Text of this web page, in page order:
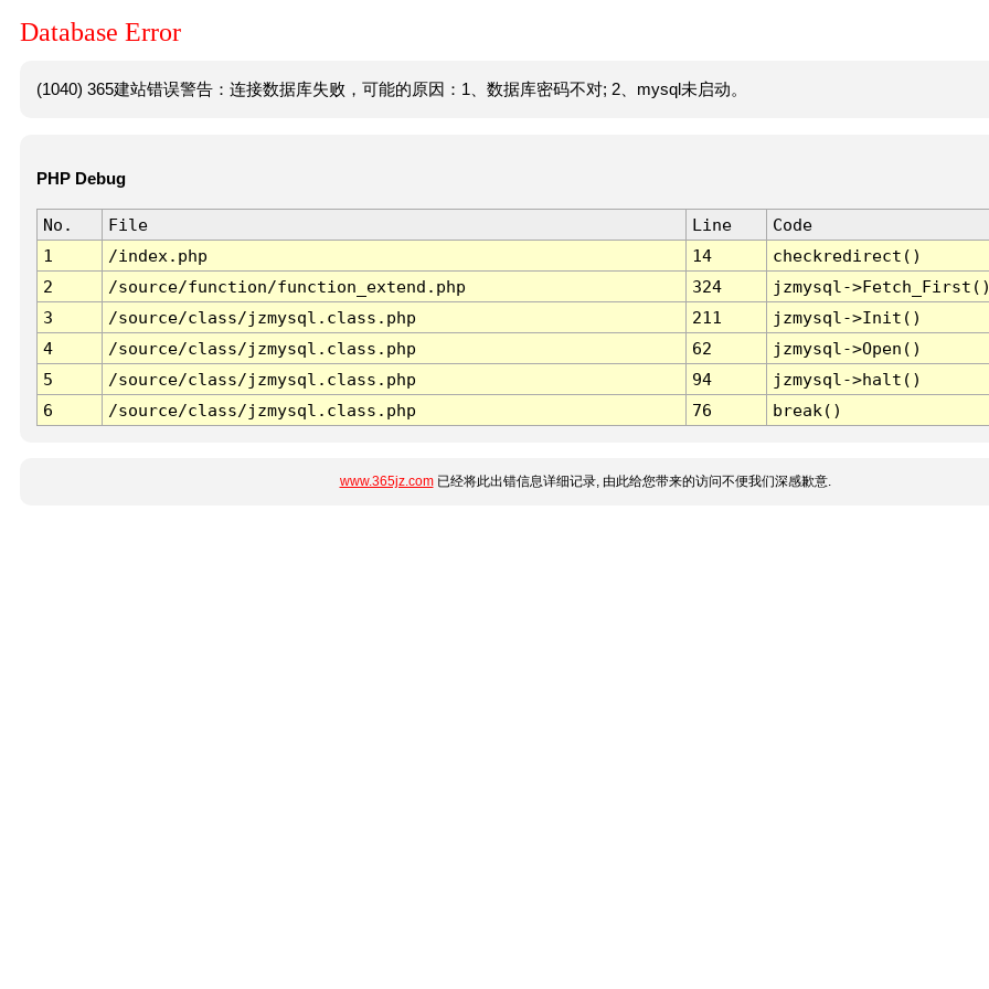
Database Error
(1040) 365建站错误警告：连接数据库失败，可能的原因：1、数据库密码不对; 2、mysql未启动。
PHP Debug
No. File Line
Code
1
/index.php 14
checkredirect()
2
/source/function/function_extend.php 324
jzmysql-
3
/source/class/jzmysql.class.php 211
jzmysql->Init()
4
/source/class/jzmysql.class.php 62
jzmysql->Open()
5
/source/class/jzmysql.class.php 94
jzmysql->halt()
6
/source/class/jzmysql.class.php 76 break()
www.365jz.com已经将此出错信息详细记录, 由此给您带来的访问不便我们深感歉意.